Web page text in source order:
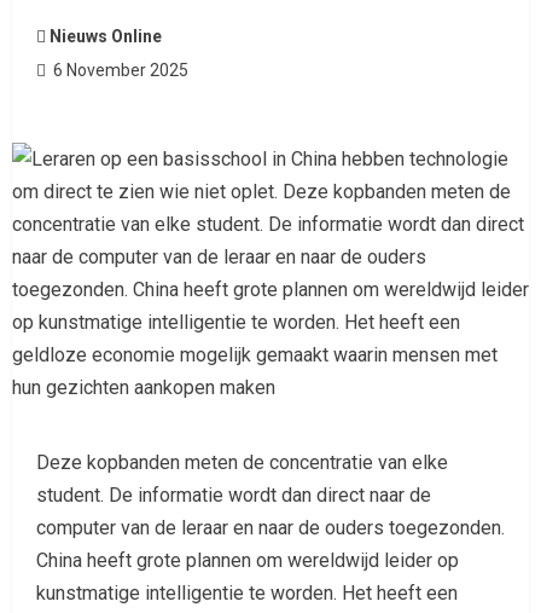
Nieuws Online
6 November 2025
Deze kopbanden meten de concentratie van elke
student. De informatie wordt dan direct naar de
computer van de leraar en naar de ouders toegezonden.
China heeft grote plannen om wereldwijd leider op
kunstmatige intelligentie te worden. Het heeft een